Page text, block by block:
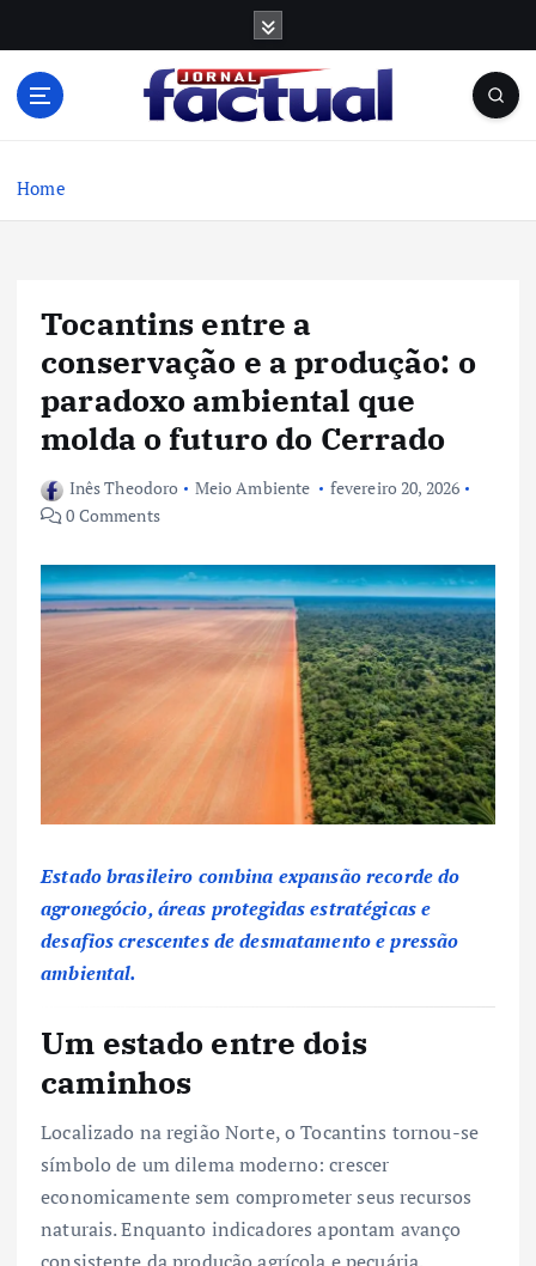
Home
Tocantins entre a
conservação e a produção: o
paradoxo ambiental que
molda o futuro do Cerrado
Inês Theodoro Meio Ambiente
fevereiro 20, 2026
0 Comments
Estado brasileiro combina expansão recorde do
agronegócio, áreas protegidas estratégicas e
desafios crescentes de desmatamento e pressão
ambiental.
Um estado entre dois
caminhos
Localizado na região Norte, o Tocantins tornou-se
símbolo de um dilema moderno: crescer
economicamente sem comprometer seus recursos
naturais. Enquanto indicadores apontam avanço